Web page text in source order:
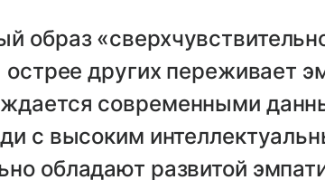
образ
острее других переживает
современными
с высоким
обладают развитой